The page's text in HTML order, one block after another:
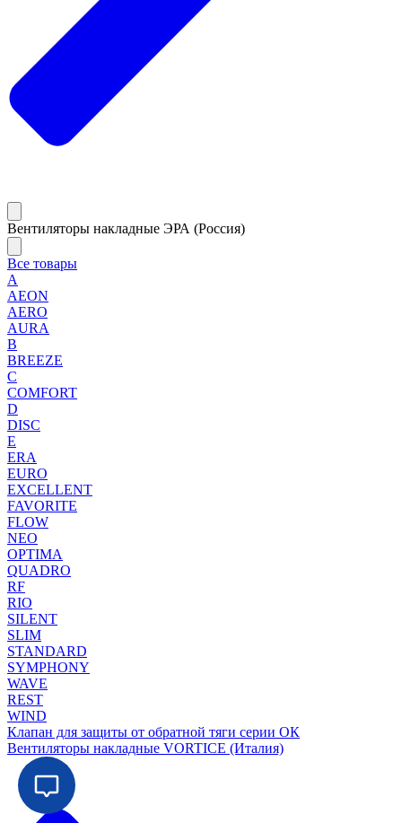
Вентиляторы накладные ЭРА (Россия)
Все товары
A
AEON
AERO
AURA
B
BREEZE
C
COMFORT
D
DISC
E
ERA
EURO
EXCELLENT
FAVORITE
FLOW
NEO
OPTIMA
QUADRO
RF
RIO
SILENT
SLIM
STANDARD
SYMPHONY
WAVE
REST
WIND
Клапан для защиты от обратной тяги серии ОК
Вентиляторы накладные VORTICE (Италия)